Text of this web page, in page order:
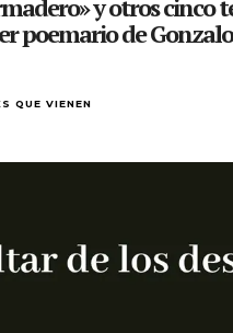
y otros cinco
poemario de Gonzalo
QUE VIENEN